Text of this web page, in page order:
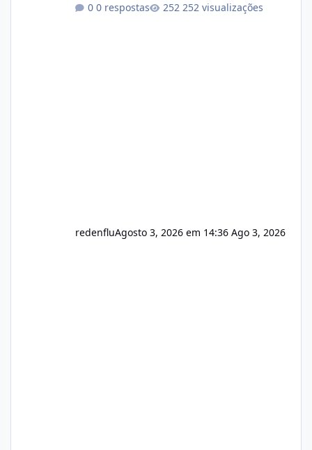
autorizado a usasr o isistem:
0 respostas 252 visualizações
redenfluAgosto 3, 2026 em 14:36 Ago 3, 2026